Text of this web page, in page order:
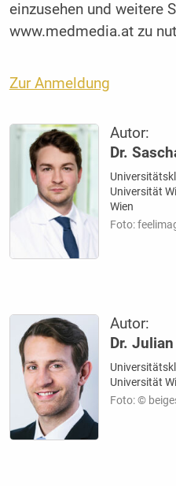
einzusehen und weitere
www.medmedia.at zu
Zur Anmeldung
Autor:
Dr.
Universität
Wien
Foto:
Autor:
Dr.
Universität
Foto: ©